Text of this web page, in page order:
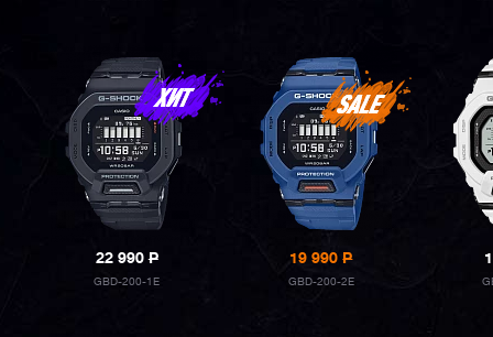
22 990P
GBD-200-1E
19 990P
GBD-200-2E